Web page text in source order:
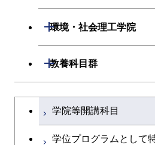
コース
原子核工
コース
エネルギ
ース
原子核工
情報通信
コース
ライフエ
ース
経営工学系
開閉
エンジニ
コース
専門科目
エネルギ
応用化学
原子核工
専門科目
知能情報
情報工学
知能情報
専門科目
生命理工学系
開閉
ライフエ
ース
環境・社会理工学院
開閉
建築学系
開閉
コース
開閉
教養科目群
開閉
文系教養科目
英語科目
大学院課程を切り替える
学院等開講科目
学位プログラムとして